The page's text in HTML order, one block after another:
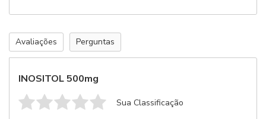
Avaliações Perguntas
INOSITOL 500mg
Sua Classificação